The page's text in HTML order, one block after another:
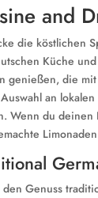
and
die köstlichen
Küche
genießen, die
an
Wenn du
den Genuss